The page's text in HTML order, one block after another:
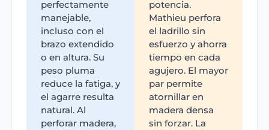
perfectamente
manejable,
incluso con el
brazo extendido
o en altura. Su
peso pluma
reduce la fatiga, y
el agarre resulta
natural. Al
perforar madera,
potencia.
Mathieu perfora
el ladrillo sin
esfuerzo y ahorra
tiempo en cada
agujero. El mayor
par permite
atornillar en
madera densa
sin forzar. La